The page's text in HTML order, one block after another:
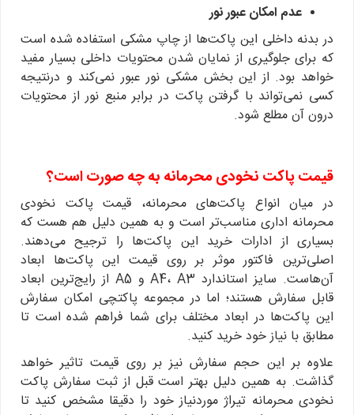
عدم امکان عبور نور
در بدنه داخلی این پاکت‌ها از چاپ مشکی استفاده شده است
که برای جلوگیری از نمایان شدن محتویات داخلی بسیار مفید
خواهد بود. از این بخش مشکی نور عبور نمی‌کند و درنتیجه
کسی نمی‌تواند با گرفتن پاکت در برابر منبع نور از محتویات
درون آن مطلع شود.
قیمت پاکت نخودی محرمانه به چه صورت است؟
در میان انواع پاکت‌های محرمانه، قیمت پاکت نخودی
محرمانه اداری مناسب‌تر است و به همین دلیل هم هست که
بسیاری از ادارات خرید این پاکت‌ها را ترجیح می‌دهند.
اصلی‌ترین فاکتور موثر بر روی قیمت این پاکت‌ها ابعاد
آن‌هاست. سایز استاندارد A4، A3 و A5 از رایج‌ترین ابعاد
قابل سفارش هستند؛ اما در مجموعه پاکتچی امکان سفارش
این پاکت‌ها در ابعاد مختلف برای شما فراهم شده است تا
مطابق با نیاز خود خرید کنید.
علاوه بر این حجم سفارش نیز بر روی قیمت تاثیر خواهد
گذاشت. به همین دلیل بهتر است قبل از ثبت سفارش پاکت
نخودی محرمانه تیراژ موردنیاز خود را دقیقا مشخص کنید تا